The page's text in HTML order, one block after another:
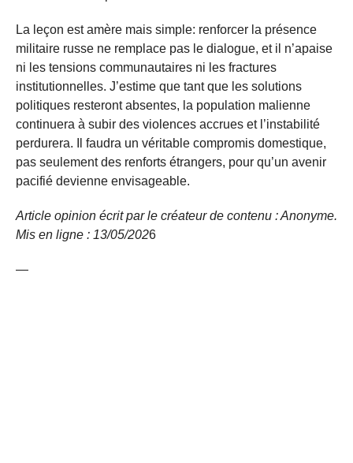
La leçon est amère mais simple: renforcer la présence
militaire russe ne remplace pas le dialogue, et il n’apaise
ni les tensions communautaires ni les fractures
institutionnelles. J’estime que tant que les solutions
politiques resteront absentes, la population malienne
continuera à subir des violences accrues et l’instabilité
perdurera. Il faudra un véritable compromis domestique,
pas seulement des renforts étrangers, pour qu’un avenir
pacifié devienne envisageable.
Article opinion écrit par le créateur de contenu : Anonyme.
Mis en ligne : 13/05/2026
—